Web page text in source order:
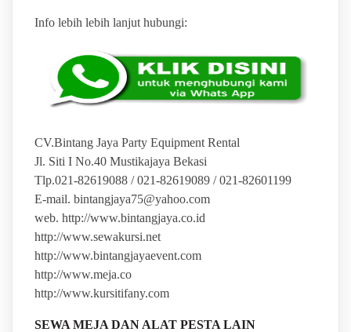
Info lebih lebih lanjut hubungi:
CV.Bintang Jaya Party Equipment Rental
Jl. Siti I No.40 Mustikajaya Bekasi
Tlp.021-82619088 / 021-82619089 / 021-82601199
E-mail. bintangjaya75@yahoo.com
web. http://www.bintangjaya.co.id
http://www.sewakursi.net
http://www.bintangjayaevent.com
http://www.meja.co
http://www.kursitifany.com
SEWA MEJA DAN ALAT PESTA LAIN